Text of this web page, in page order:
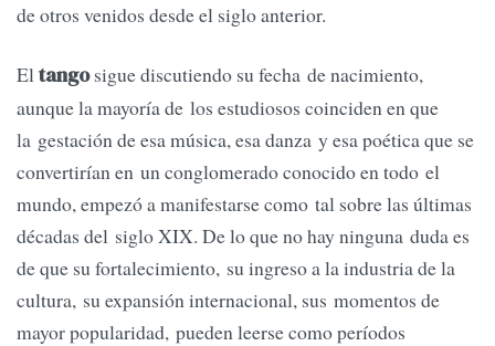
de otros venidos desde el siglo anterior.
Eltangosigue discutiendo su fecha de nacimiento,
aunque la mayoría de los estudiosos coinciden en que
la gestación de esa música, esa danza y esa poética que se
convertirían en un conglomerado conocido en todo el
mundo, empezó a manifestarse como tal sobre las últimas
décadas del siglo XIX. De lo que no hay ninguna duda es
de que su fortalecimiento, su ingreso a la industria de la
cultura, su expansión internacional, sus momentos de
mayor popularidad, pueden leerse como períodos